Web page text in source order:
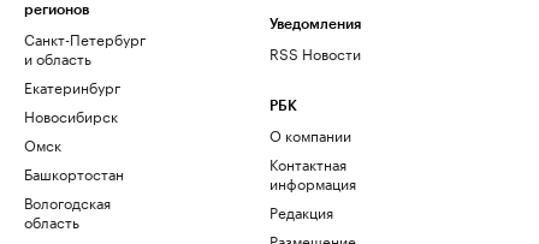
регионов
Санкт-Петербург
и область
Екатеринбург
Новосибирск
Омск
Башкортостан
Вологодская
область
Уведомления
RSS Новости
РБК
О компании
Контактная
информация
Редакция